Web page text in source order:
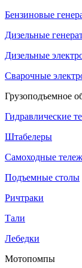
Бензиновые
Дизельные
Дизельные
Сварочные
Грузоподъемное
Гидравлические
Штабелеры
Самоходные
Подъемные столы
Ричтраки
Тали
Лебедки
Мотопомпы